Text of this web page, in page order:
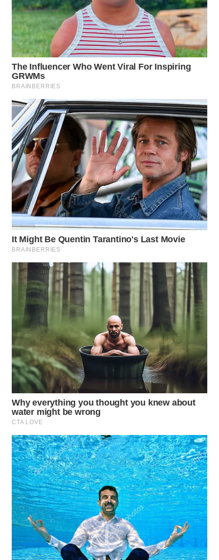
NEWS
WAHANA
TANI
WAHANA
ADVOKAT
WAHANA
INFRASTRUKTUR
WAHANA
KONSUMEN
WAHANA
LISTRIK
WAHANA
TRAVEL
WAHANA
WAHANANEWS
ID
WAHANANEWS
CO ID
WAHANANEWS
NET
WAHANA
SPORT
UMKM
WAHANA
SELEB
WAHANA
PERSONA
WAHANA
OTOMOTIF